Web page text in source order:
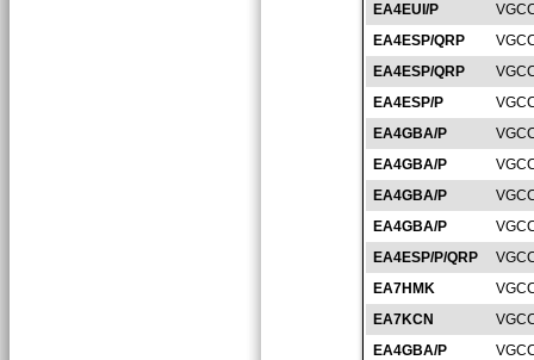
EA4EUI/P
EA4ESP/QRP
EA4ESP/QRP
EA4ESP/P
EA4GBA/P
EA4GBA/P
EA4GBA/P
EA4GBA/P
EA4ESP/P/QRP
EA7HMK
EA7KCN
EA4GBA/P